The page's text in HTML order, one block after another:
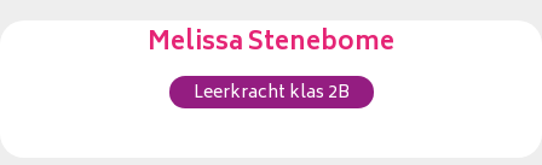
Melissa Stenebome
Leerkracht klas 2B